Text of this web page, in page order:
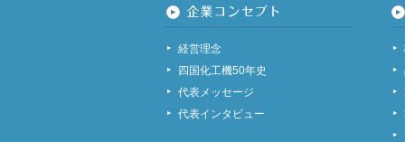
経営理念
四国化工機50年史
代表メッセージ
代表インタビュー